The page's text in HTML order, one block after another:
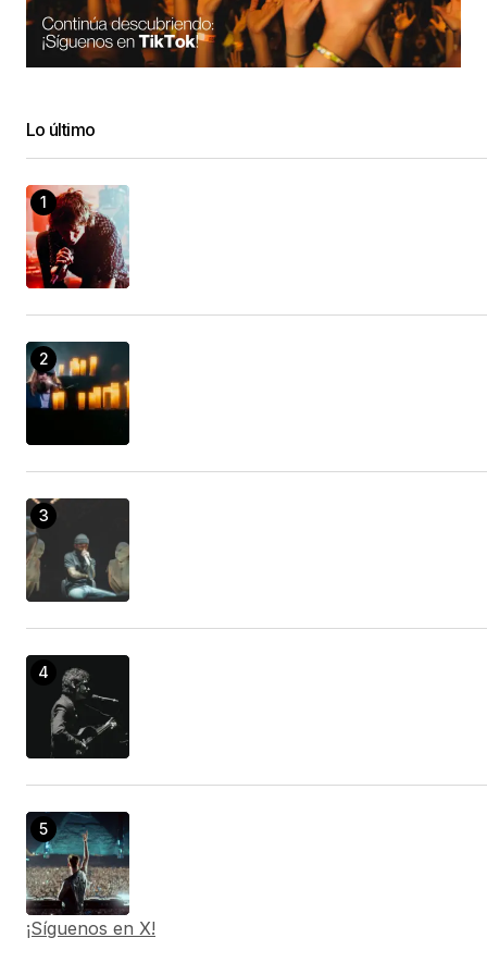
Achieve all of your most important things faster
as well as easier!
wonderful content on their own!
RV Service Near Me
21/enero/2023 at 10:57
Nothing else item has whatever that this does,
approximately date!
mercedes sprinter repair shops
21/enero/2023 at 12:34
That’s right, it’s a software that allows you to be
much more efficient.
sprinter door repair panel
21/enero/2023 at 12:47
Take a look at just how this tool can change your
life right!
discount tobacco near me
21/enero/2023 at 21:15
Supplies you a package of health benefits.
conversion van
22/enero/2023 at 02:00
Lo último
¡Síguenos en X!